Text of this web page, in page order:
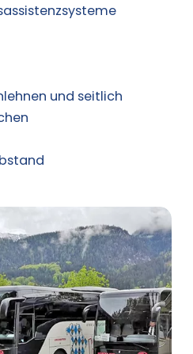
und seitlich